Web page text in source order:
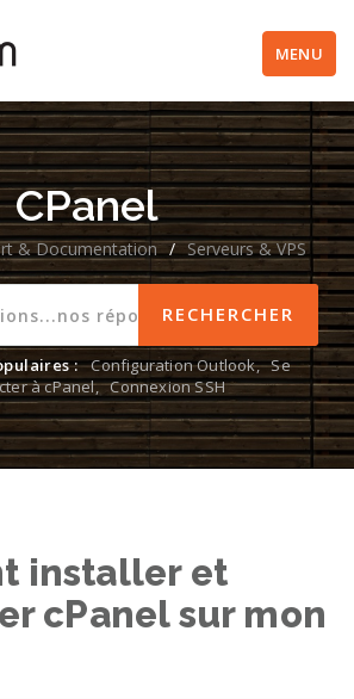
MENU
CPanel
& Documentation / Serveurs & VPS
: Configuration Outlook, Se
à cPanel, Connexion SSH
installer et
cPanel sur mon